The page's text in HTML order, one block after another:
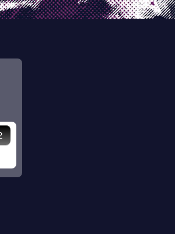
poisk.php on line 110 Warning: